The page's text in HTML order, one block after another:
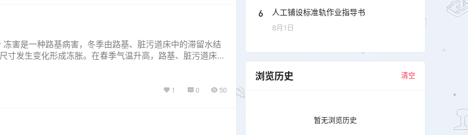
害是一种路基病害，冬季由路基、脏污道床中的滞留水结
寸发生变化形成冻胀。在春季气温升高，路基、脏污道床中
1 0 50
6 人工铺设标准轨作业指导书
8月1日
浏览历史 清空
暂无浏览历史